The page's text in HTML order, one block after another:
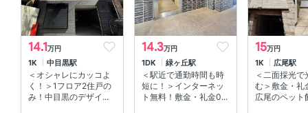
室内洗濯機置場 、 エアコン
部屋の特徴
全居室フローリング 、 角部屋
14.1万円
1K 中目黒駅
＜オシャレにカッコよ
く！＞1フロア2住戸の
み！中目黒のデザイ...
14.3万円
1DK 緑ヶ丘駅
＜駅近で通勤時間も時
短に！＞インターネッ
ト無料！敷金・礼金0...
15万円
1K 広尾駅
＜二面採光で
む＞敷金・礼
広尾のペット